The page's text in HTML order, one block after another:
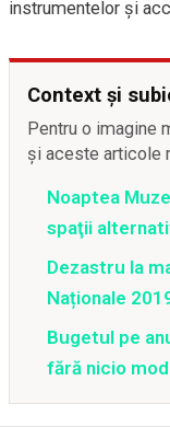
instrumentelor și
Context și
Pentru o imagine
și aceste articole
Noaptea
spaţii
Dezastru la
Naționale
Bugetul pe
fără nicio